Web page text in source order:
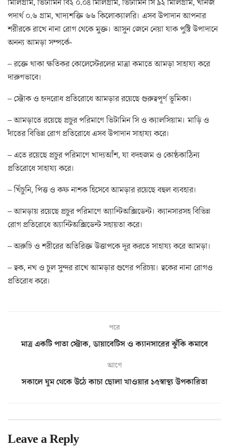
মিলিগ্রাম, ভিটামিন বি২ ০.০৪ মিলিগ্রাম, ভিটামিন সি ৯২ মিলিগ্রাম, খনিজ
পদার্থ ০.৬ গ্রাম, খাদ্যশক্তি ৬৬ কিলোক্যালরি। এসব উপাদান আপনার
শরীরকে রাখে নানা রোগ থেকে মুক্ত। আসুন জেনে নেয়া যাক পুষ্টি উপাদানে
অনন্য আমড়া সম্পর্কে-
– রক্তে থাকা ক্ষতিকর কোলেস্টেরলের মাত্রা কমাতে আমড়া সাহায্য করে
দারুণভাবে।
– স্ট্রোক ও হৃদরোধ প্রতিরোধে আমড়ার রয়েছে গুরুত্বপূর্ণ ভূমিকা।
– আমড়াতে রয়েছে প্রচুর পরিমাণে ভিটামিন সি ও ক্যালসিয়াম। মাড়ি ও
দাঁতের বিভিন্ন রোগ প্রতিরোধে এসব উপাদান সাহায্য করে।
– এতে রয়েছে প্রচুর পরিমাণে খাদ্যআঁশ, যা বদহজম ও কোষ্ঠকাঠিন্য
প্রতিরোধে সাহায্য করে।
– খিঁচুনি, পিত্ত ও কফ নাশক হিসেবে আমড়ার রয়েছে বহুল ব্যবহার।
– আমড়ায় রয়েছে প্রচুর পরিমাণে অ্যান্টিঅক্সিডেন্ট। ক্যানসারসহ বিভিন্ন
রোগ প্রতিরোধে অ্যান্টিঅক্সিডেন্ট সহায়তা করে।
– অরুচি ও শরীরের অতিরিক্ত উত্তাপকে দূর করতে সাহায্য করে আমড়া।
– ত্বক, নখ ও চুল সুন্দর রাখে আমড়ার গুণের পরিচয়। ত্বকের নানা রোগও
প্রতিরোধ করে।
পরে
মাত্র একটি পাতা স্ট্রোক, ডায়াবেটিস ও ক্যানসারের ঝুঁকি কমাবে
আগে
সকালে ঘুম থেকে উঠে কাচা ছোলা খাওয়ার ১৫স্বাস্থ্য উপকারিতা
Leave a Reply